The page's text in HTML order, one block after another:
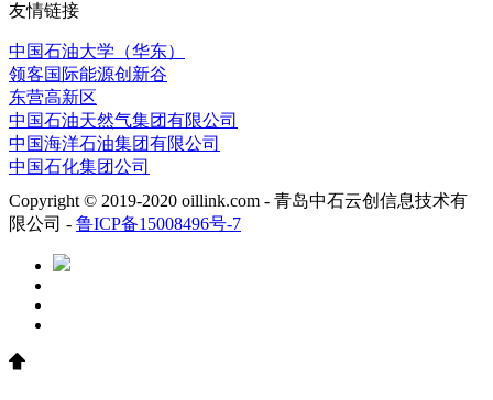
友情链接
中国石油大学（华东）
领客国际能源创新谷
东营高新区
中国石油天然气集团有限公司
中国海洋石油集团有限公司
中国石化集团公司
Copyright © 2019-2020 oillink.com - 青岛中石云创信息技术有
限公司 - 鲁ICP备15008496号-7